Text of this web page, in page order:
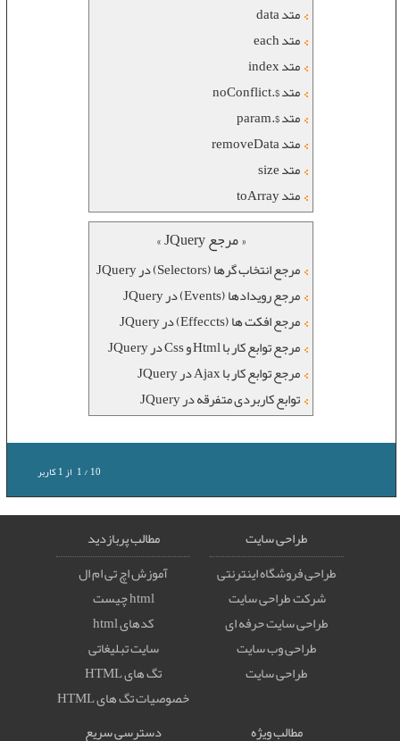
متد data
متد each
متد index
متد $.noConflict
متد $.param
متد removeData
متد size
متد toArray
« مرجع JQuery »
مرجع انتخاب گرها (Selectors) در JQuery
مرجع رویدادها (Events) در JQuery
مرجع افکت ها (Effeccts) در JQuery
مرجع توابع کار با Html و Css در JQuery
مرجع توابع کار با Ajax در JQuery
توابع کاربردی متفرقه در JQuery
1/10 از1کاربر
طراحی سایت
طراحی فروشگاه اینترنتی
شرکت طراحی سایت
طراحی سایت حرفه ای
طراحی وب سایت
طراحی سایت
مطالب پربازدید
آموزش اچ تی ام ال
html چیست
کدهای html
سایت تبلیغاتی
تگ های HTML
خصوصيات تگ های HTML
مطالب ویژه
دسترسی سریع